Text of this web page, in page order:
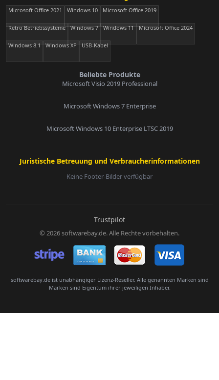
Microsoft Office 2021 Windows 10 Microsoft Office 2019
Retro Betriebssysteme Windows 7 Windows 11 Microsoft Office 2024
Windows 8.1 Windows XP USB-Kabel
Beliebte Produkte
Microsoft Visio 2019 Professional
Microsoft Windows 7 Enterprise
Microsoft Windows 10 Enterprise LTSC 2019
Juristische Betreuung und Verbraucherinformationen
Keine Footer-Bilder verfügbar
Trustpilot
© 2026 softwarebay.de. Alle Rechte vorbehalten.
softwarebay.de ist unabhängiger Lizenz-Reseller. Alle genannten Marken sind
Marken sind Eigentum ihrer jeweiligen Inhaber.